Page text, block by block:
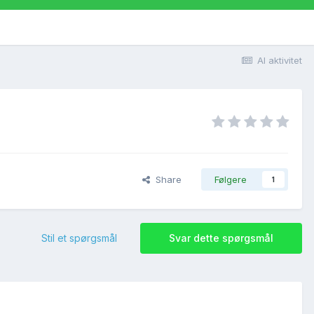
Al aktivitet
Share Følgere 1
Svar dette spørgsmål
Stil et spørgsmål